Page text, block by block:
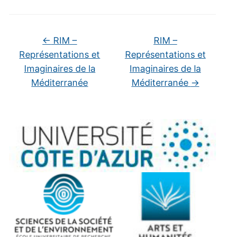
← RIM –
Représentations et
Imaginaires de la
Méditerranée
RIM –
Représentations et
Imaginaires de la
Méditerranée →